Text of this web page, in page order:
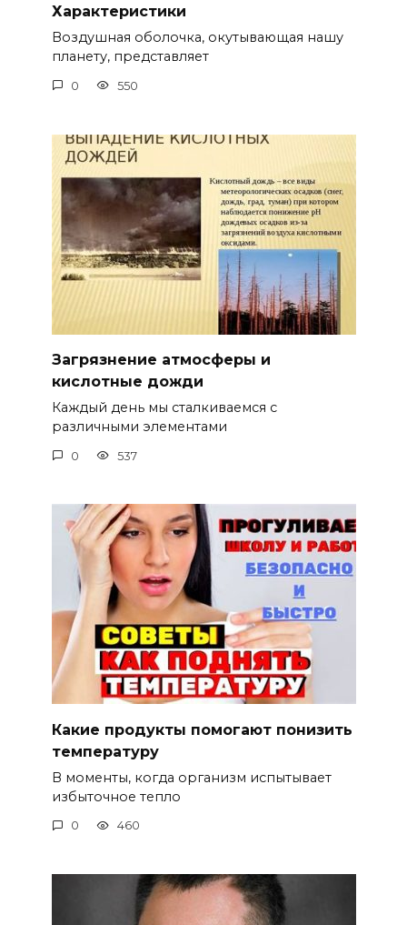
Характеристики
Воздушная оболочка, окутывающая нашу
планету, представляет
0 550
Загрязнение атмосферы и
кислотные дожди
Каждый день мы сталкиваемся с
различными элементами
0 537
Какие продукты помогают понизить
температуру
В моменты, когда организм испытывает
избыточное тепло
0 460